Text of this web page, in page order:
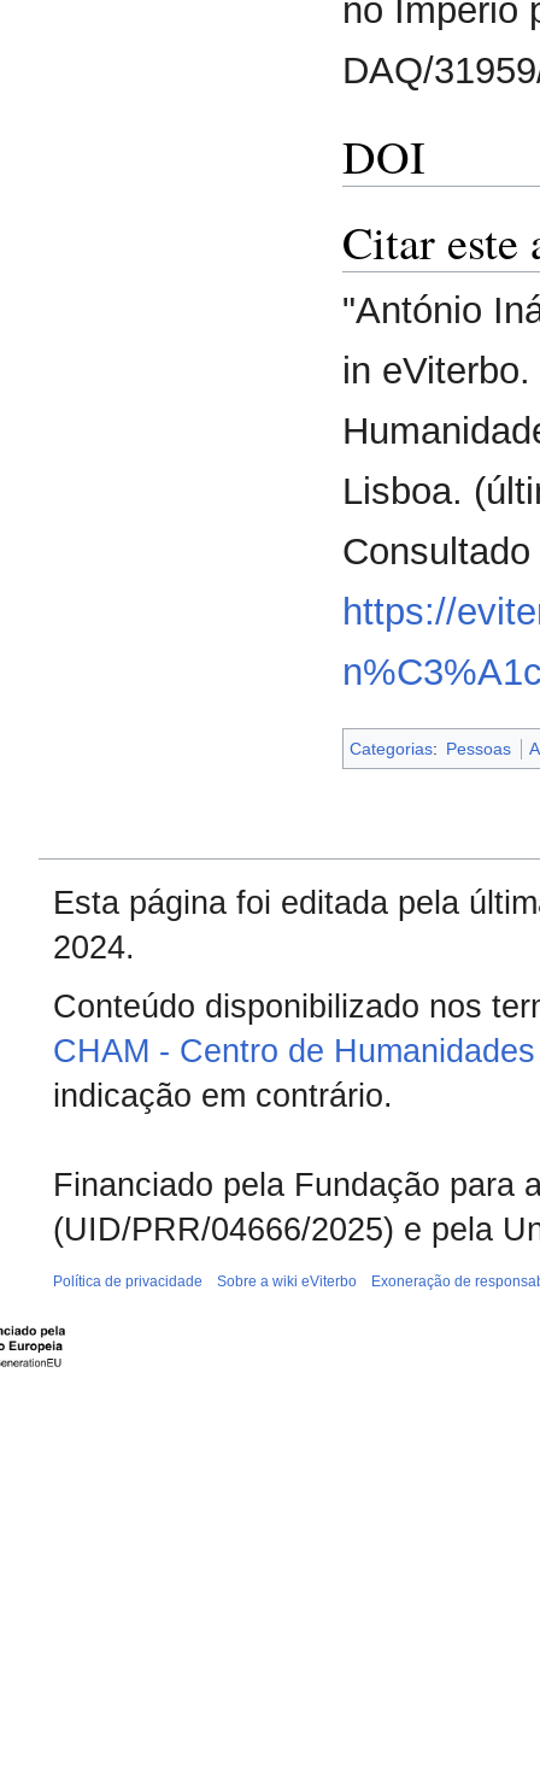
no Império
DAQ/
DOI
Citar este
"António
in
Lisboa.
https://
Categorias: Pessoas
Esta página foi editada pela
2024.
Conteúdo disponibilizado nos
CHAM - Centro de
indicação em contrário.
Financiado pela Fundação para
(UID/PRR/04666/2025) e pela
Política de privacidade Sobre a wiki eViterbo Exoneração de